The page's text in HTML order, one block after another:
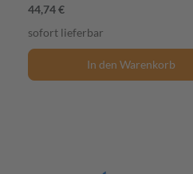
44,74 €
sofort lieferbar
In den Warenkorb